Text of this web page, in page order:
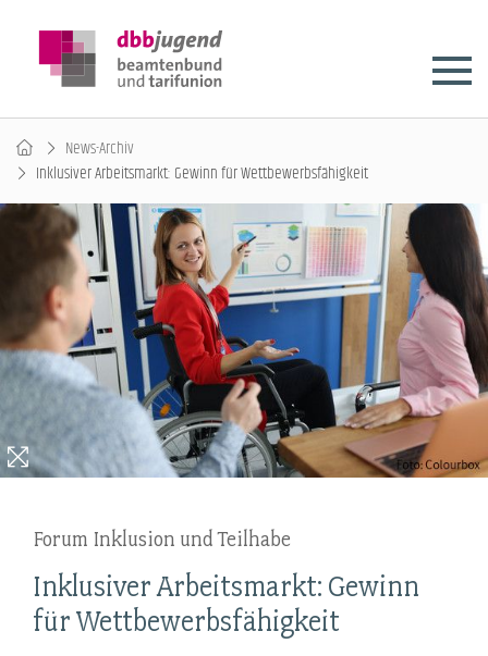
News-Archiv
Inklusiver Arbeitsmarkt: Gewinn für Wettbewerbsfähigkeit
Forum Inklusion und Teilhabe
Inklusiver Arbeitsmarkt: Gewinn
für Wettbewerbsfähigkeit